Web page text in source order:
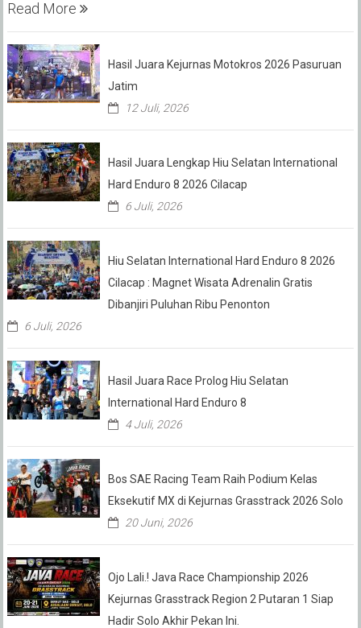
Read More
Hasil Juara Kejurnas Motokros 2026 Pasuruan
Jatim
12 Juli, 2026
Hasil Juara Lengkap Hiu Selatan International
Hard Enduro 8 2026 Cilacap
6 Juli, 2026
Hiu Selatan International Hard Enduro 8 2026
Cilacap : Magnet Wisata Adrenalin Gratis
Dibanjiri Puluhan Ribu Penonton
6 Juli, 2026
Hasil Juara Race Prolog Hiu Selatan
International Hard Enduro 8
4 Juli, 2026
Bos SAE Racing Team Raih Podium Kelas
Eksekutif MX di Kejurnas Grasstrack 2026 Solo
20 Juni, 2026
Ojo Lali.! Java Race Championship 2026
Kejurnas Grasstrack Region 2 Putaran 1 Siap
Hadir Solo Akhir Pekan Ini.